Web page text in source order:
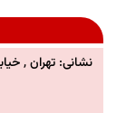
نشانی: تهران ,